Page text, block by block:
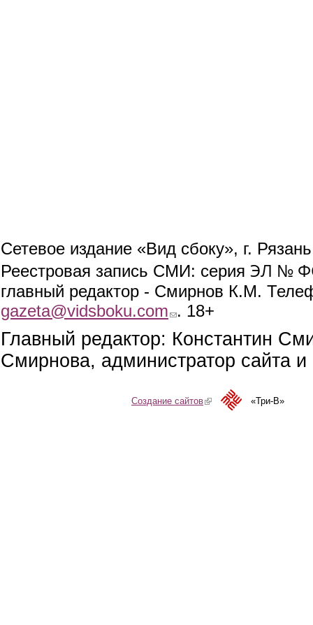
Сетевое издание «Вид сбоку», г.
Реестровая запись СМИ: серия ЭЛ №
главный редактор - Смирнов К.М.
gazeta@vidsboku.com (link sends e-mail)
. 18+
Главный редактор: Константин
Смирнова, администратор сайта
Создание сайтов(link is external)«Три-В»